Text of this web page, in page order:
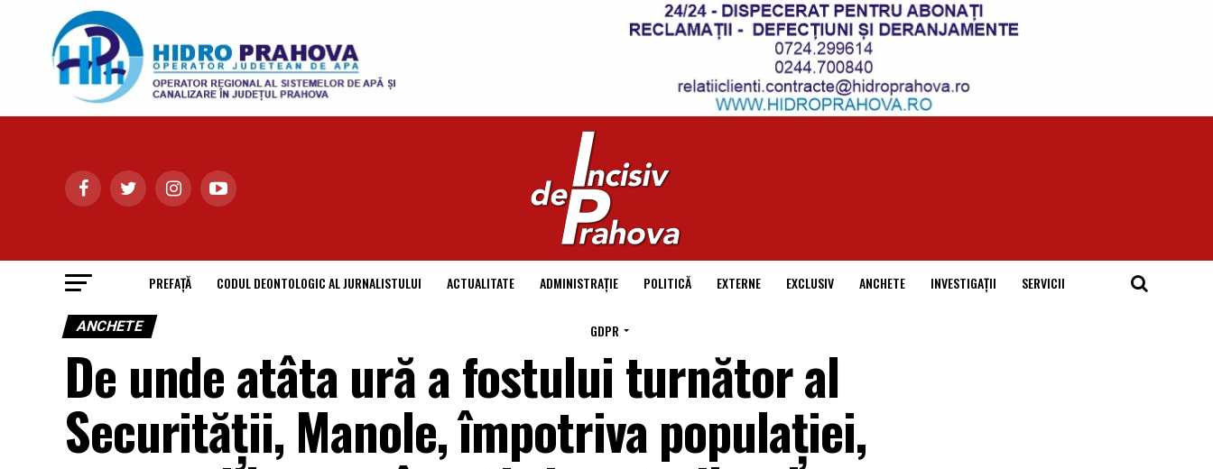
PREFAȚĂ CODUL DEONTOLOGIC AL JURNALISTULUI ACTUALITATE ADMINISTRAȚIE POLITICĂ EXTERNE EXCLUSIV ANCHETE INVESTIGAȚII SERVICII
GDPR
ANCHETE
De unde atâta ură a fostului turnător al
Securității, Manole, împotriva populației,